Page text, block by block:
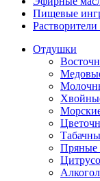
Пищевые
Отдушки
Пряные